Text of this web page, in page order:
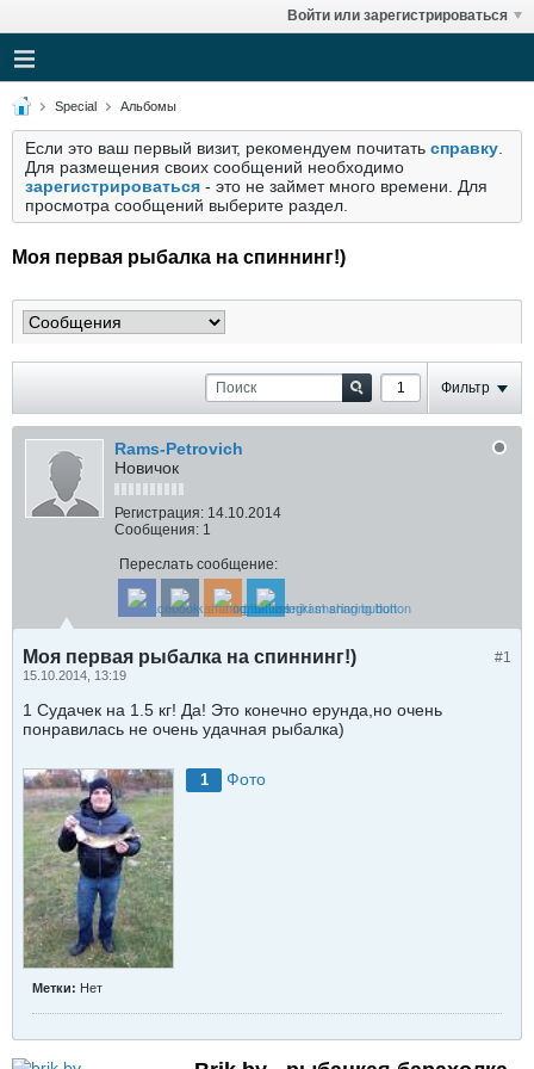
Войти или зарегистрироваться
Special Альбомы
Если это ваш первый визит, рекомендуем почитать справку
Для размещения своих сообщений необходимо
зарегистрироваться - это не займет много времени. Для
просмотра сообщений выберите раздел.
Моя первая рыбалка на спиннинг!)
Фильтр
Rams-Petrovich
Новичок
Регистрация: 14.10.2014
Сообщения: 1
Переслать сообщение:
#1
Моя первая рыбалка на спиннинг!)
15.10.2014, 13:19
1 Судачек на 1.5 кг! Да! Это конечно ерунда,но очень
понравилась не очень удачная рыбалка)
1 Фото
Метки: Нет